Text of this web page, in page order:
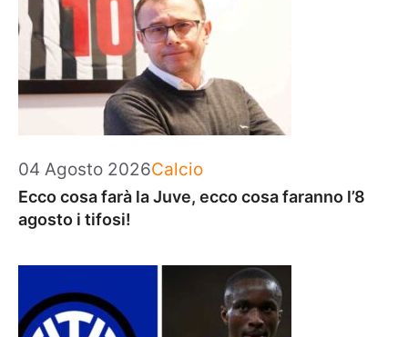
04 Agosto 2026Categorie
Calcio
Ecco cosa farà la Juve, ecco cosa faranno l’8
agosto i tifosi!